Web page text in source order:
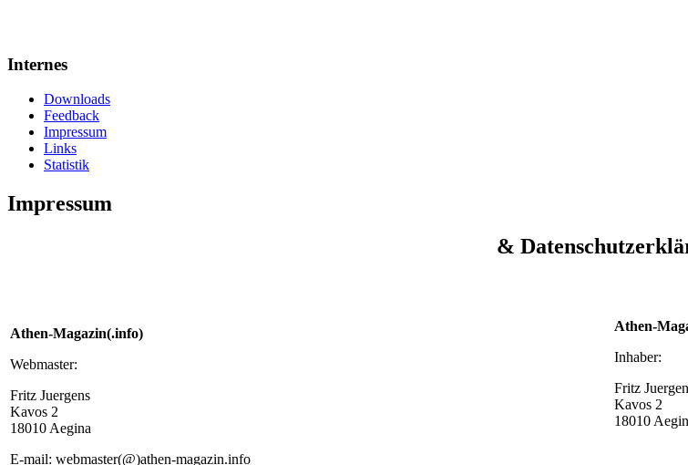
Internes
Downloads
Feedback
Impressum
Links
Statistik
Impressum
&
Athen-Magazin(.info)
Webmaster:
Fritz Juergens
Kavos 2
18010 Aegina
E-mail: webmaster(@)athen-magazin.info
Athen-
Inhaber:
Fritz
Kavos 2
18010